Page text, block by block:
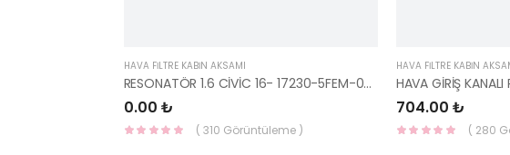
HAVA FİLTRE KABİN AKSAMI
RESONATÖR 1.6 CİVİC 16- 17230-5FEM-00-YS
0.00 ₺
( 310 Görüntüleme )
HAVA FİLTRE KABİN
704.00 ₺
( 280